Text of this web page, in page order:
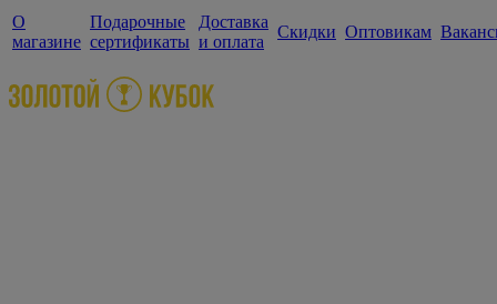
О
магазине
Подарочные
сертификаты
Доставка
и оплата
Скидки Оптовикам